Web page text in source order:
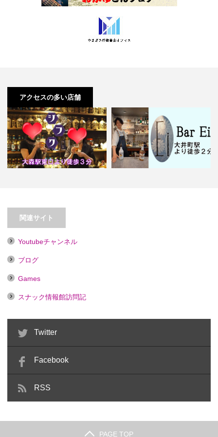
アクセスの多い店舗
【大森】スナック シフク
関連サイト
Youtubeチャンネル
ブログ
Games
スナック情報館訪問記
Twitter
Facebook
RSS
PAGE TOP